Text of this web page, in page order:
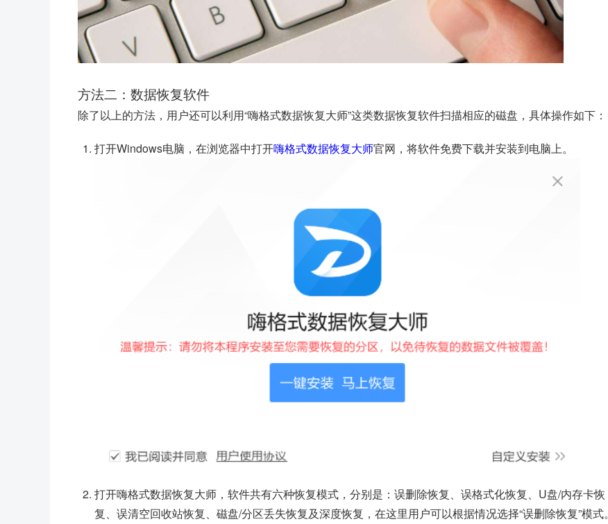
方法二：数据恢复软件
除了以上的方法，用户还可以利用“嗨格式数据恢复大师”这类数据恢复软件扫描相应的磁盘，具体操作如下：
打开Windows电脑，在浏览器中打开嗨格式数据恢复大师官网，将软件免费下载并安装到电脑上。
打开嗨格式数据恢复大师，软件共有六种恢复模式，分别是：误删除恢复、误格式化恢复、U盘/内存卡恢
复、误清空回收站恢复、磁盘/分区丢失恢复及深度恢复，在这里用户可以根据情况选择“误删除恢复”模式。